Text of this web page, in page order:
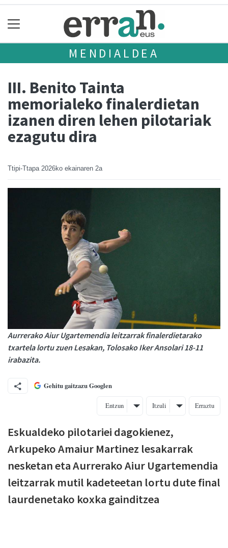
MENDIALDEA
III. Benito Tainta
memorialeko finalerdietan
izanen diren lehen pilotariak
ezagutu dira
Ttipi-Ttapa 2026ko ekainaren 2a
Aurrerako Aiur Ugartemendia leitzarrak finalerdietarako
txartela lortu zuen Lesakan, Tolosako Iker Ansolari 18-11
irabazita.
Gehitu gaitzazu Googlen
Entzun Itzuli Erraztu
Eskualdeko pilotariei dagokienez,
Arkupeko Amaiur Martinez lesakarrak
nesketan eta Aurrerako Aiur Ugartemendia
leitzarrak mutil kadeteetan lortu dute final
laurdenetako koxka gainditzea